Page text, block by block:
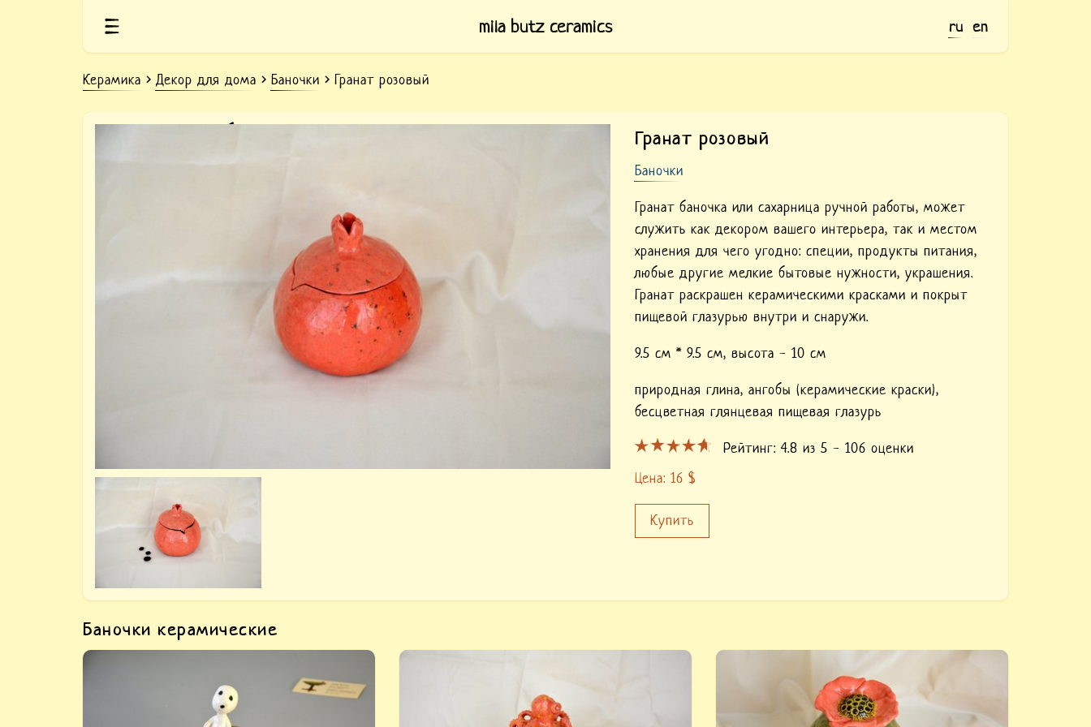
mila butz ceramics ru en
Керамика Декор для дома Баночки Гранат розовый
Керамическая баночка розовый гранат Гранат розовый
Баночки
Гранат баночка или сахарница ручной работы, может
служить как декором вашего интерьера, так и местом
хранения для чего угодно: специи, продукты питания,
любые другие мелкие бытовые нужности, украшения.
Гранат раскрашен керамическими красками и покрыт
пищевой глазурью внутри и снаружи.
9.5 см * 9.5 см, высота - 10 см
природная глина, ангобы (керамические краски),
бесцветная глянцевая пищевая глазурь
Рейтинг: 4.8 из 5 - 106 оценки
Цена: 16 $
Купить
Баночки керамические
Глиняная фигурка Кодама на пеньке —
купить аниме фигурку дух кодама. Эта
маленькая баночка - очередной экземпляр из
Купить «Керамическая баночка осьминог».
баночка также вылеплена вручную,
Купить «Керамическая зеленая баночка Мак».
Изделие сделано вручную, раскрашено
керамическими красками, покрыто пищевой